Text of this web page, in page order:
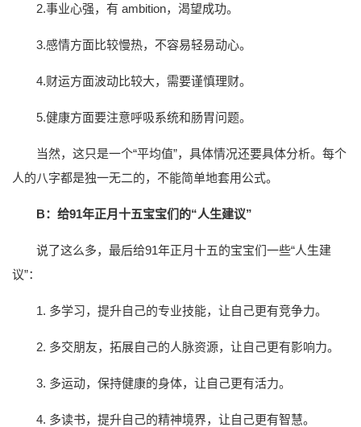
2.事业心强，有 ambition，渴望成功。
3.感情方面比较慢热，不容易轻易动心。
4.财运方面波动比较大，需要谨慎理财。
5.健康方面要注意呼吸系统和肠胃问题。
当然，这只是一个“平均值”，具体情况还要具体分析。每个
人的八字都是独一无二的，不能简单地套用公式。
B：给91年正月十五宝宝们的“人生建议”
说了这么多，最后给91年正月十五的宝宝们一些“人生建
议”：
1. 多学习，提升自己的专业技能，让自己更有竞争力。
2. 多交朋友，拓展自己的人脉资源，让自己更有影响力。
3. 多运动，保持健康的身体，让自己更有活力。
4. 多读书，提升自己的精神境界，让自己更有智慧。